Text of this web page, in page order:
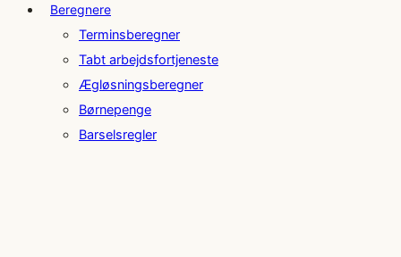
Beregnere
Terminsberegner
Tabt arbejdsfortjeneste
Ægløsningsberegner
Børnepenge
Barselsregler